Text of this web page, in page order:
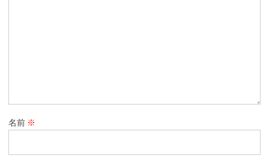
名前 ※